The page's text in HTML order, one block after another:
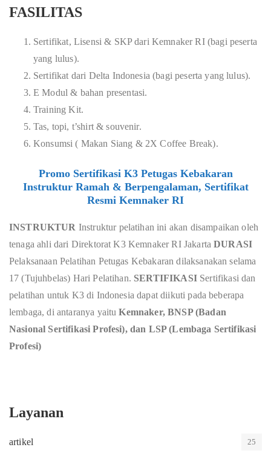
FASILITAS
Sertifikat, Lisensi & SKP dari Kemnaker RI (bagi peserta
yang lulus).
Sertifikat dari Delta Indonesia (bagi peserta yang lulus).
E Modul & bahan presentasi.
Training Kit.
Tas, topi, t’shirt & souvenir.
Konsumsi ( Makan Siang & 2X Coffee Break).
Promo Sertifikasi K3 Petugas Kebakaran
Instruktur Ramah & Berpengalaman, Sertifikat
Resmi Kemnaker RI
INSTRUKTUR Instruktur pelatihan ini akan disampaikan oleh
tenaga ahli dari Direktorat K3 Kemnaker RI JakartaDURASI
Pelaksanaan Pelatihan Petugas Kebakaran dilaksanakan selama
17 (Tujuhbelas) Hari Pelatihan. SERTIFIKASI Sertifikasi dan
pelatihan untuk K3 di Indonesia dapat diikuti pada beberapa
lembaga, di antaranya yaituKemnaker, BNSP (Badan
Nasional Sertifikasi Profesi), dan LSP (Lembaga Sertifikasi
Profesi)
Layanan
artikel 25